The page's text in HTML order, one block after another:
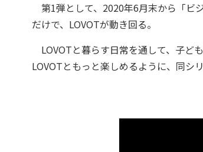
第1弾として、2020年6月末から「ビ
だけで、LOVOTが動き回る。
LOVOTと暮らす日常を通して、子ど
LOVOTともっと楽しめるように、同シ